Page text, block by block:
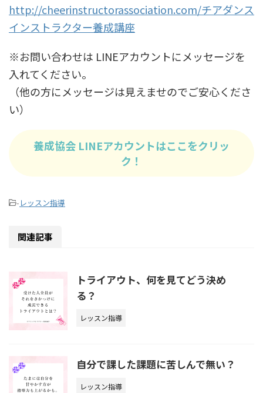
http://cheerinstructorassociation.com/チアダンス
インストラクター養成講座
※お問い合わせは LINEアカウントにメッセージを
入れてください。
（他の方にメッセージは見えませのでご安心くださ
い）
養成協会 LINEアカウントはここをクリッ
ク！
- レッスン指導
関連記事
トライアウト、何を見てどう決め
る？
レッスン指導
自分で課した課題に苦しんで無い？
レッスン指導